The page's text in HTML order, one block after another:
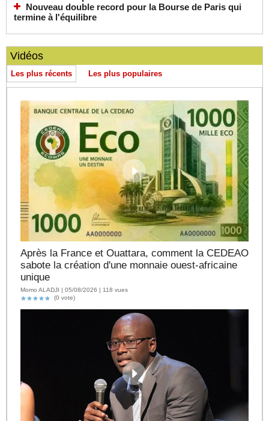
Nouveau double record pour la Bourse de Paris qui
termine à l'équilibre
Vidéos
Les plus récents Les plus populaires
Après la France et Ouattara, comment la CEDEAO
sabote la création d'une monnaie ouest-africaine
unique
Momo ALADJI | 05/08/2026 | 118 vues
(0 vote)